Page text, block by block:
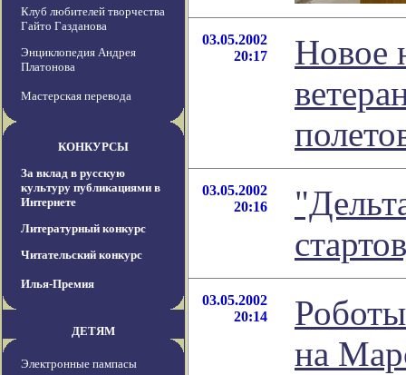
Клуб любителей творчества
Гайто Газданова
Энциклопедия Андрея
Платонова
Мастерская перевода
КОНКУРСЫ
За вклад в русскую
культуру публикациями в
Интернете
Литературный конкурс
Читательский конкурс
Илья-Премия
ДЕТЯМ
Электронные пампасы
03.05.2002
20:17
Новое
03.05.2002
20:16
03.05.2002
20:14
на